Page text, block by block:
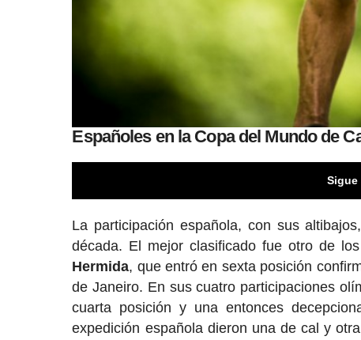
Españoles en la Copa del Mundo de
Sigue
La participación española, con sus
década. El mejor clasificado fue otro de
Hermida, que entró en sexta posición
de Janeiro. En sus cuatro participaciones
cuarta posición y una entonces
expedición española dieron una de cal y